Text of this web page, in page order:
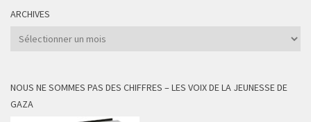
ARCHIVES
Archives
NOUS NE SOMMES PAS DES CHIFFRES – LES VOIX DE LA JEUNESSE DE
GAZA